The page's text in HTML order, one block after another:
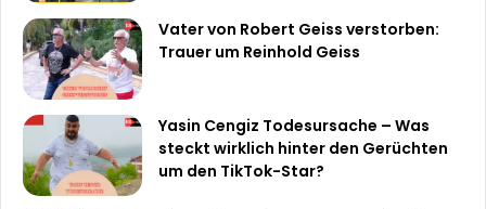
Vater von Robert Geiss verstorben:
Trauer um Reinhold Geiss
Yasin Cengiz Todesursache – Was
steckt wirklich hinter den Gerüchten
um den TikTok-Star?